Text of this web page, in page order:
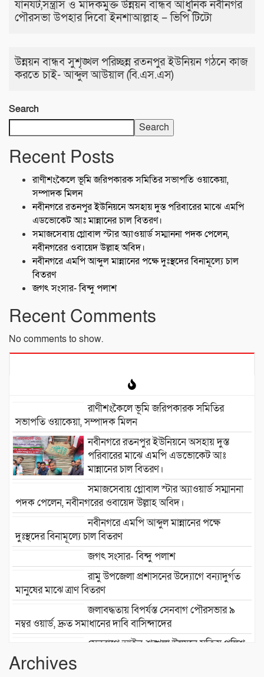
যানযট,সন্ত্রাস ও মাদকমুক্ত উন্নয়ন বান্ধব আধুনিক নবীনগর
পৌরসভা উপহার দিবো ইনশাআল্লাহ – ভিপি টিটো
উন্নয়ন বান্ধব সুশৃঙ্খল পরিচ্ছন্ন রতনপুর ইউনিয়ন গঠনে কাজ
করতে চাই- আব্দুল আউয়াল (বি.এস.এস)
Search
Search
Recent Posts
রাণীশংকৈলে ভূমি জরিপকারক সমিতির সভাপতি ওয়াকেয়া,
সম্পাদক মিলন
নবীনগরে রতনপুর ইউনিয়নে অসহায় দুস্ত পরিবারের মাঝে এমপি
এডভোকেট আঃ মান্নানের চাল বিতরণ।
সমাজসেবায় গ্লোবাল স্টার অ্যাওয়ার্ড সম্মাননা পদক পেলেন,
নবীনগরের ওবায়েদ উল্লাহ অবিদ।
নবীনগরে এমপি আব্দুল মান্নানের পক্ষে দুঃস্থদের বিনামূল্যে চাল
বিতরণ
জগৎ সংসার- বিন্দু পলাশ
Recent Comments
No comments to show.
রাণীশংকৈলে ভূমি জরিপকারক সমিতির
সভাপতি ওয়াকেয়া, সম্পাদক মিলন
নবীনগরে রতনপুর ইউনিয়নে অসহায় দুস্ত
পরিবারের মাঝে এমপি এডভোকেট আঃ
মান্নানের চাল বিতরণ।
সমাজসেবায় গ্লোবাল স্টার অ্যাওয়ার্ড সম্মাননা
পদক পেলেন, নবীনগরের ওবায়েদ উল্লাহ অবিদ।
নবীনগরে এমপি আব্দুল মান্নানের পক্ষে
দুঃস্থদের বিনামূল্যে চাল বিতরণ
জগৎ সংসার- বিন্দু পলাশ
রামু উপজেলা প্রশাসনের উদ্যোগে বন্যাদুর্গত
মানুষের মাঝে ত্রাণ বিতরণ
জলাবদ্ধতায় বিপর্যস্ত সেনবাগ পৌরসভার ৯
নম্বর ওয়ার্ড, দ্রুত সমাধানের দাবি বাসিন্দাদের
সেনবাগে আইন-শৃঙ্খলা উন্নয়নে সক্রিয় পুলিশ,
নেতৃত্বে ওসি আবদুর রহিম
Archives